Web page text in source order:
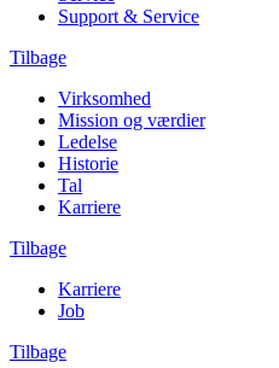
Support & Service
Tilbage
Virksomhed
Mission og værdier
Ledelse
Historie
Tal
Karriere
Tilbage
Karriere
Job
Tilbage